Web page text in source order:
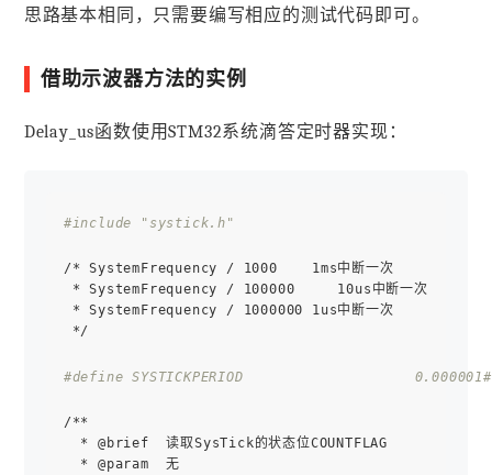
思路基本相同，只需要编写相应的测试代码即可。
借助示波器方法的实例
Delay_us函数使用STM32系统滴答定时器实现：
#include "systick.h"
/* SystemFrequency / 1000    1ms中断一次
* SystemFrequency / 100000     10us中断一次
* SystemFrequency / 1000000 1us中断一次
*/
#define SYSTICKPERIOD                    0.000001
/**
* @brief  读取SysTick的状态位COUNTFLAG
* @param  无